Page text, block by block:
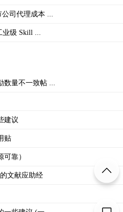
司代理成本 ...
级 Skill ...
量不一致帖 ...
建议
贴
靠）
文献应助经